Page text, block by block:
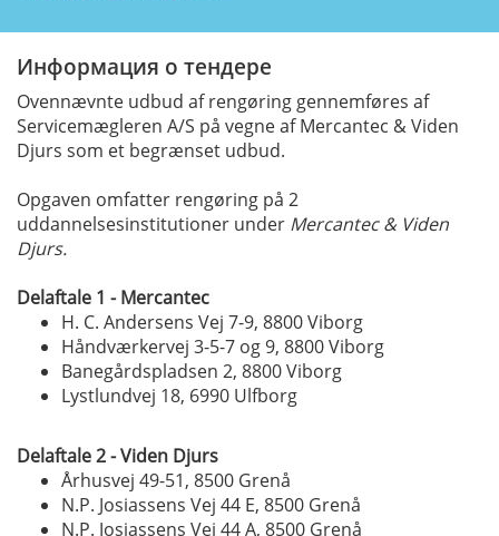
Информация о тендере
Ovennævnte udbud af rengøring gennemføres af
Servicemægleren A/S på vegne af Mercantec & Viden
Djurs som et begrænset udbud.
Opgaven omfatter rengøring på 2
uddannelsesinstitutioner under Mercantec & Viden
Djurs.
Delaftale 1 - Mercantec
H. C. Andersens Vej 7-9, 8800 Viborg
Håndværkervej 3-5-7 og 9, 8800 Viborg
Banegårdspladsen 2, 8800 Viborg
Lystlundvej 18, 6990 Ulfborg
Delaftale 2 - Viden Djurs
Århusvej 49-51, 8500 Grenå
N.P. Josiassens Vej 44 E, 8500 Grenå
N.P. Josiassens Vej 44 A, 8500 Grenå